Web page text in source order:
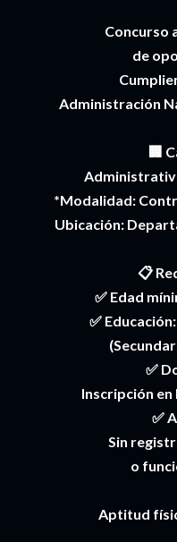
Concurso
de
Administración
🏢
*Modalidad:
Ubicación:
📋
✅ Edad
✅
✅
Inscripción
✅
Sin
o
Aptitud